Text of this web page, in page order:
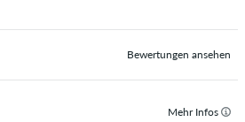
Bewertungen ansehen
Mehr Infos